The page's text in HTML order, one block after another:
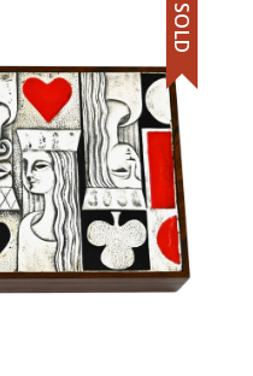
SOLD